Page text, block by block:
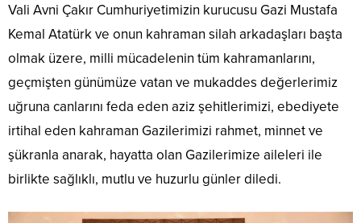
Vali Avni Çakır Cumhuriyetimizin kurucusu Gazi Mustafa
Kemal Atatürk ve onun kahraman silah arkadaşları başta
olmak üzere, milli mücadelenin tüm kahramanlarını,
geçmişten günümüze vatan ve mukaddes değerlerimiz
uğruna canlarını feda eden aziz şehitlerimizi, ebediyete
irtihal eden kahraman Gazilerimizi rahmet, minnet ve
şükranla anarak, hayatta olan Gazilerimize aileleri ile
birlikte sağlıklı, mutlu ve huzurlu günler diledi.